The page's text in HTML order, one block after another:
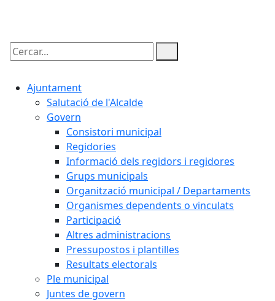
Cercar:
Ajuntament
Salutació de l'Alcalde
Govern
Consistori municipal
Regidories
Informació dels regidors i regidores
Grups municipals
Organització municipal / Departaments
Organismes dependents o vinculats
Participació
Altres administracions
Pressupostos i plantilles
Resultats electorals
Ple municipal
Juntes de govern